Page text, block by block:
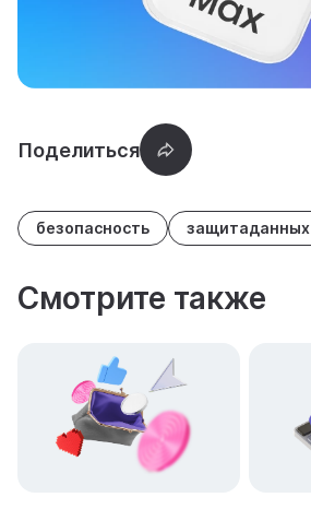
безопасность защитаданных
Смотрите также